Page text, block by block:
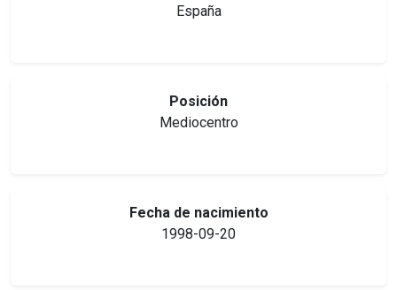
España
Posición
Mediocentro
Fecha de nacimiento
1998-09-20